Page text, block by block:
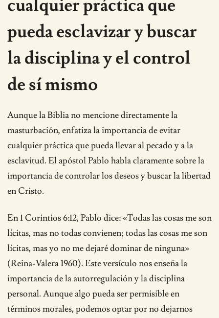
cualquier práctica que
pueda esclavizar y buscar
la disciplina y el control
de sí mismo
Aunque la Biblia no mencione directamente la
masturbación, enfatiza la importancia de evitar
cualquier práctica que pueda llevar al pecado y a la
esclavitud. El apóstol Pablo habla claramente sobre la
importancia de controlar los deseos y buscar la libertad
en Cristo.
En 1 Corintios 6:12, Pablo dice: «Todas las cosas me son
lícitas, mas no todas convienen; todas las cosas me son
lícitas, mas yo no me dejaré dominar de ninguna»
(Reina-Valera 1960). Este versículo nos enseña la
importancia de la autorregulación y la disciplina
personal. Aunque algo pueda ser permisible en
términos morales, podemos optar por no dejarnos